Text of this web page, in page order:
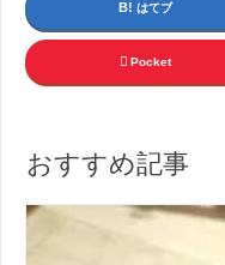
はてブ
Pocket
おすすめ記事